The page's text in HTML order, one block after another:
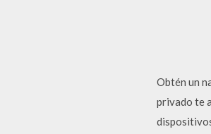
Obtén un
privado te